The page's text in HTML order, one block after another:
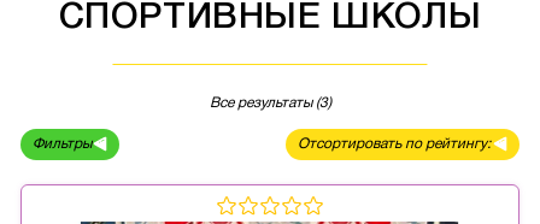
СПОРТИВНЫЕ ШКОЛЫ
Все результаты (3)
Отсортировать по рейтингу:
Фильтры